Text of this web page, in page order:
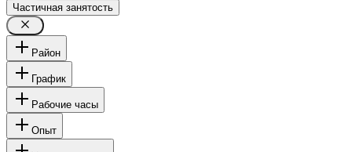
Частичная занятость
Район
График
Рабочие часы
Опыт